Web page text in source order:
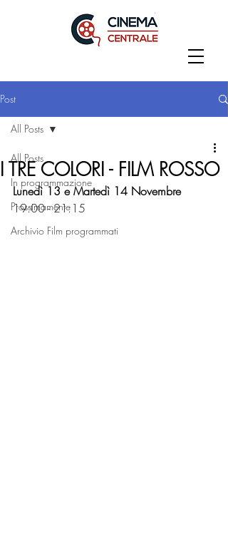
Post
All Posts
In programmazione
Prossimamente
Archivio Film programmati
All Posts
I TRE COLORI - FILM ROSSO
Lunedì 13 e Martedì 14 Novembre
19:00 - 21:15